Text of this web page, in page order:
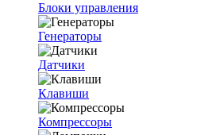
Блоки управления
Генераторы
Датчики
Клавиши
Компрессоры